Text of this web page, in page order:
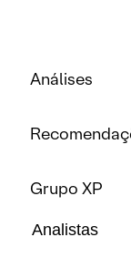
Análises
Grupo XP
Analistas